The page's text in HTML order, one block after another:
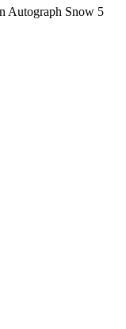
Snow 5